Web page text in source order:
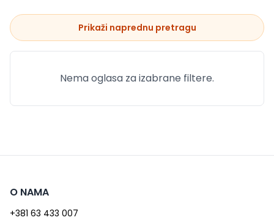
Prikaži naprednu pretragu
Nema oglasa za izabrane filtere.
O NAMA
+381 63 433 007